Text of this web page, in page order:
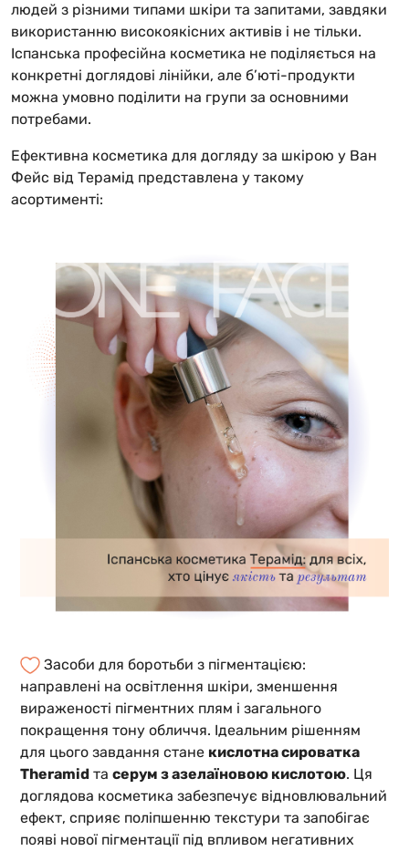
людей з різними типами шкіри та запитами, завдяки
використанню високоякісних активів і не тільки.
Іспанська професійна косметика не поділяється на
конкретні доглядові лінійки, але б’юті-продукти
можна умовно поділити на групи за основними
потребами.
Ефективна косметика для догляду за шкірою у Ван
Фейс від Терамід представлена у такому
асортименті:
Засоби для боротьби з пігментацією:
направлені на освітлення шкіри, зменшення
вираженості пігментних плям і загального
покращення тону обличчя. Ідеальним рішенням
для цього завдання стане кислотна сироватка
Theramid та серум з азелаїновою кислотою. Ця
доглядова косметика забезпечує відновлювальний
ефект, сприяє поліпшенню текстури та запобігає
появі нової пігментації під впливом негативних